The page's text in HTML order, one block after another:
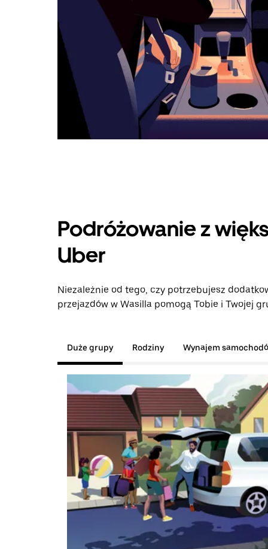
Podróżowanie z
Uber
Niezależnie od tego, czy potrzebujesz
przejazdów w Wasilla pomogą Tobie i Twojej
Duże grupy Rodziny Wynajem